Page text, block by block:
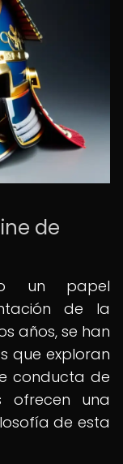
de
un papel
de la
años, se han
que exploran
conducta de
ofrecen una
de esta